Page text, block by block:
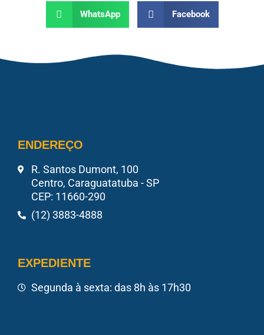
WhatsApp Facebook
ENDEREÇO
R. Santos Dumont, 100
Centro, Caraguatatuba - SP
CEP: 11660-290
(12) 3883-4888
EXPEDIENTE
Segunda à sexta: das 8h às 17h30